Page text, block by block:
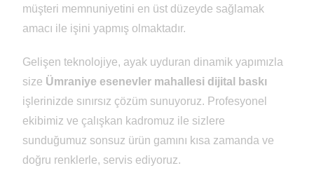
müşteri memnuniyetini en üst düzeyde sağlamak
amacı ile işini yapmış olmaktadır.
Gelişen teknolojiye, ayak uyduran dinamik yapımızla
size Ümraniye esenevler mahallesi dijital baskı
işlerinizde sınırsız çözüm sunuyoruz. Profesyonel
ekibimiz ve çalışkan kadromuz ile sizlere
sunduğumuz sonsuz ürün gamını kısa zamanda ve
doğru renklerle, servis ediyoruz.